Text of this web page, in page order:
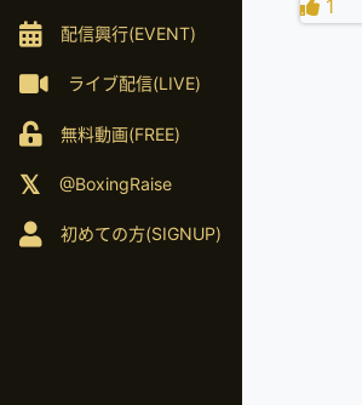
配信興行(EVENT)
ライブ配信(LIVE)
無料動画(FREE)
@BoxingRaise
初めての方(SIGNUP)
1